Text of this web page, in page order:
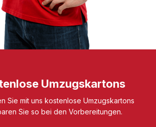
Umzugskartons
Sie mit uns kostenlose Umzugskartons
Sie so bei den Vorbereitungen.